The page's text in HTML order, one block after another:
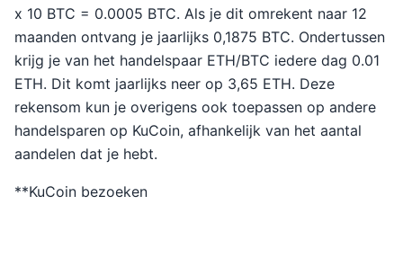
x 10 BTC = 0.0005 BTC. Als je dit omrekent naar 12
maanden ontvang je jaarlijks 0,1875 BTC. Ondertussen
krijg je van het handelspaar ETH/BTC iedere dag 0.01
ETH. Dit komt jaarlijks neer op 3,65 ETH. Deze
rekensom kun je overigens ook toepassen op andere
handelsparen op KuCoin, afhankelijk van het aantal
aandelen dat je hebt.
**KuCoin bezoeken